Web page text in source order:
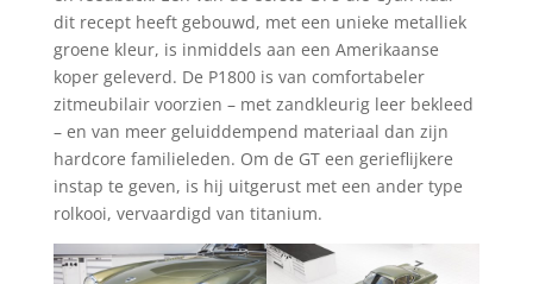
dit recept heeft gebouwd, met een unieke metalliek
groene kleur, is inmiddels aan een Amerikaanse
koper geleverd. De P1800 is van comfortabeler
zitmeubilair voorzien – met zandkleurig leer bekleed
– en van meer geluiddempend materiaal dan zijn
hardcore familieleden. Om de GT een gerieflijkere
instap te geven, is hij uitgerust met een ander type
rolkooi, vervaardigd van titanium.